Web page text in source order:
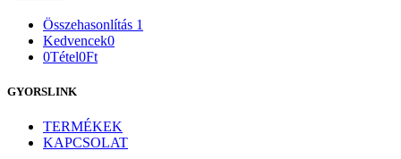
Összehasonlítás 1
Kedvencek0
0Tétel0Ft
GYORSLINK
TERMÉKEK
KAPCSOLAT